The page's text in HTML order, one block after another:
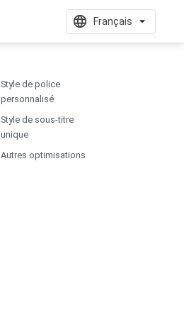
Français
Style de police
personnalisé
Style de sous-titre
unique
Autres optimisations